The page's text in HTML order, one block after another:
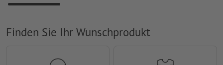
Finden Sie Ihr Wunschprodukt